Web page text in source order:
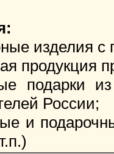
изделия с
продукция
подарки из
России;
и